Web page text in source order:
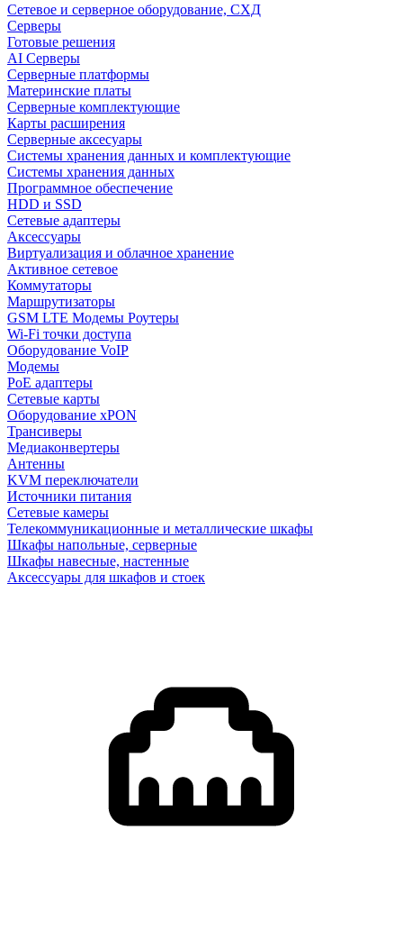
Сетевое и серверное оборудование, СХД
Cерверы
Готовые решения
AI Серверы
Серверные платформы
Материнские платы
Серверные комплектующие
Карты расширения
Серверные аксесуары
Системы хранения данных и комплектующие
Системы хранения данных
Программное обеспечение
HDD и SSD
Сетевые адаптеры
Аксессуары
Виртуализация и облачное хранение
Активное сетевое
Коммутаторы
Маршрутизаторы
GSM LTE Модемы Роутеры
Wi-Fi точки доступа
Оборудование VoIP
Модемы
PoE адаптеры
Сетевые карты
Оборудование xPON
Трансиверы
Медиаконвертеры
Антенны
KVM переключатели
Источники питания
Сетевые камеры
Телекоммуникационные и металлические шкафы
Шкафы напольные, серверные
Шкафы навесные, настенные
Аксессуары для шкафов и стоек